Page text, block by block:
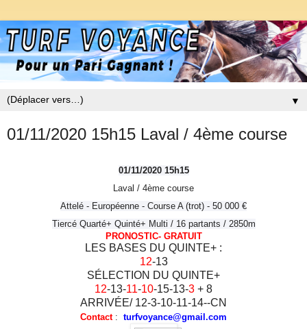
▼
01/11/2020 15h15 Laval / 4ème course
01/11/2020 15h15
Laval / 4ème course
Attelé - Européenne - Course A (trot) - 50 000 €
Tiercé Quarté+ Quinté+ Multi / 16 partants / 2850m
PRONOSTIC- GRATUIT
LES BASES DU QUINTE+ :
12-13
SÉLECTION DU QUINTE+
12-13-11-10-15-13-3 + 8
ARRIVÉE/ 12-3-10-11-14--CN
Contact : turfvoyance@gmail.com